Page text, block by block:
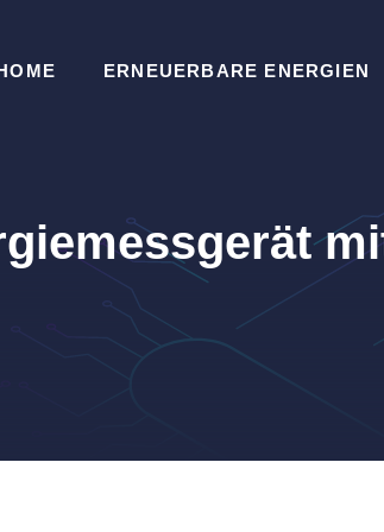
ERNEUERBARE ENERGIEN